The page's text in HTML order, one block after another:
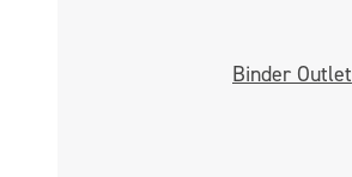
Binder Outlet